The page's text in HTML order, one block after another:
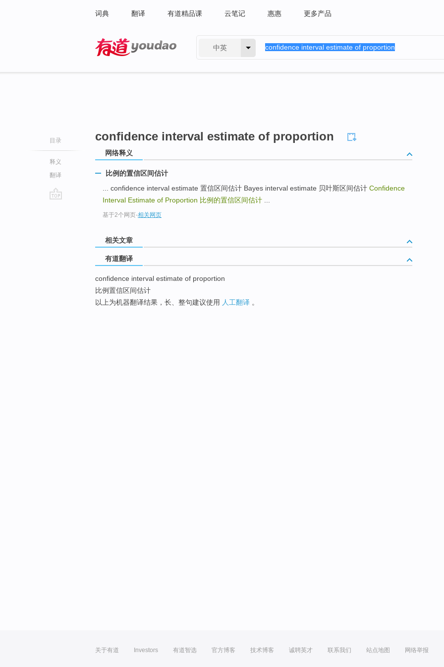
词典 翻译 有道精品课 云笔记 惠惠 更多产品
中英
目录
释义
翻译
confidence interval estimate of proportion
网络释义
比例的置信区间估计
... confidence interval estimate 置信区间估计 Bayes interval estimate 贝叶斯区间估计 Confidence
Interval Estimate of Proportion 比例的置信区间估计
基于2个网页-相关网页
相关文章
有道翻译
confidence interval estimate of proportion
比例置信区间估计
以上为机器翻译结果，长、整句建议使用 人工翻译 。
关于有道 Investors 有道智选 官方博客 技术博客 诚聘英才 联系我们 站点地图 网络举报